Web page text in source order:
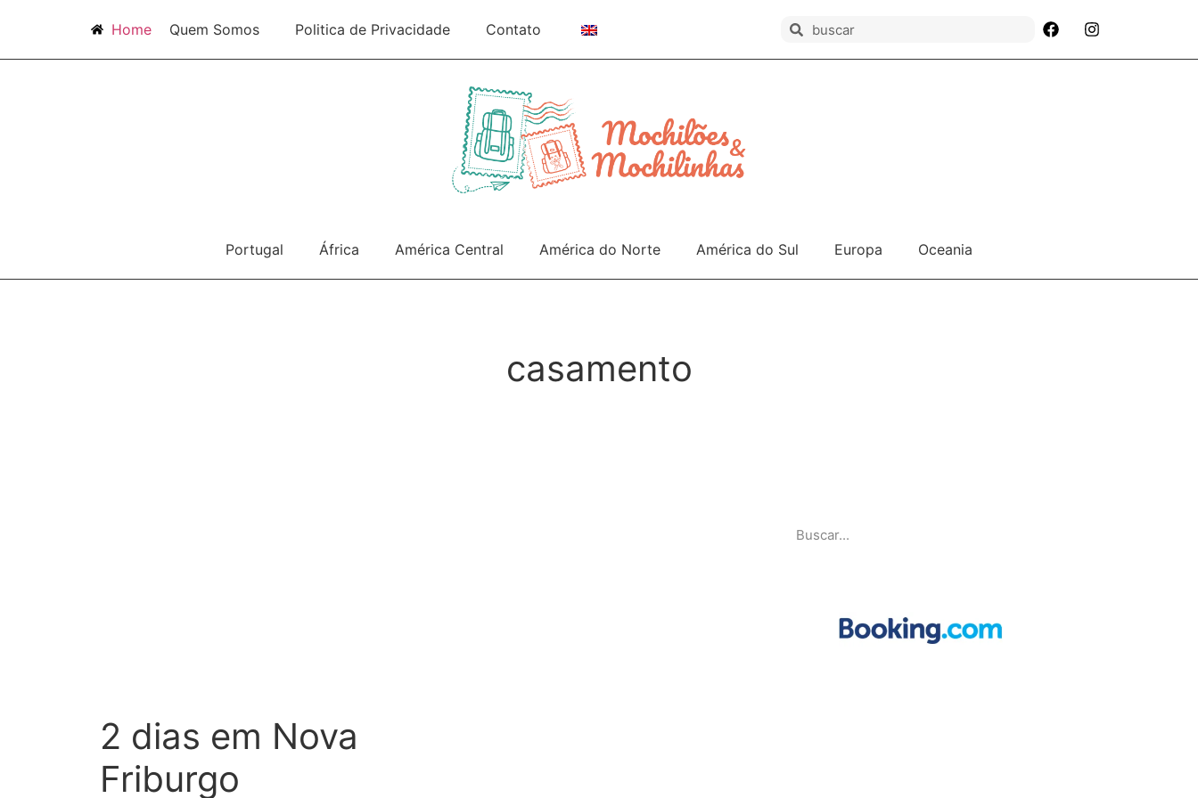
Home Quem Somos Politica de Privacidade Contato
Portugal África América Central América do Norte América do Sul Europa Oceania
casamento
2 dias em Nova
Friburgo